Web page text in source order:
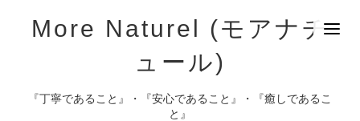
More Naturel (モアナチ
ュール)
『丁寧であること』・『安心であること』・『癒しであるこ
と』